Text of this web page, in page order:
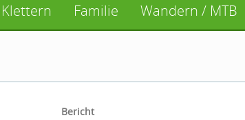
Klettern Familie Wandern / MTB
Bericht